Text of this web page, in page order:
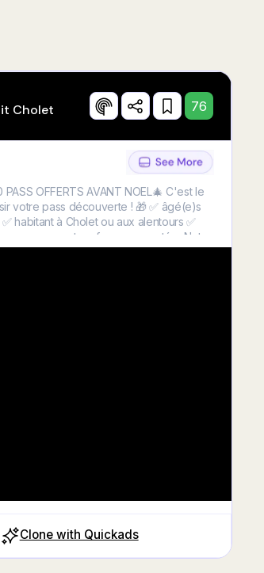
Cholet 76
PASS OFFERTS AVANT NOEL🎄 C'est le
votre pass découverte ! 🎁 ✅ âgé(e)s
habitant à Cholet ou aux alentours ✅
son corps et renforcer sa santé ➡️Notre
dans la remise en forme est faite pour
Clone with Quickads